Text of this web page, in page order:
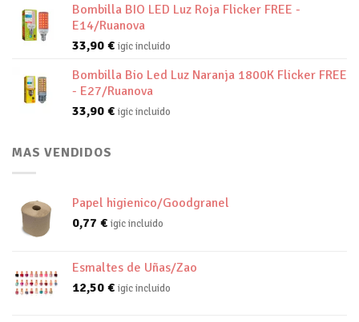
Bombilla BIO LED Luz Roja Flicker FREE -
E14/Ruanova
33,90 € igic incluido
Bombilla Bio Led Luz Naranja 1800K Flicker FREE
- E27/Ruanova
33,90 € igic incluido
MAS VENDIDOS
Papel higienico/Goodgranel
0,77 € igic incluido
Esmaltes de Uñas/Zao
12,50 € igic incluido